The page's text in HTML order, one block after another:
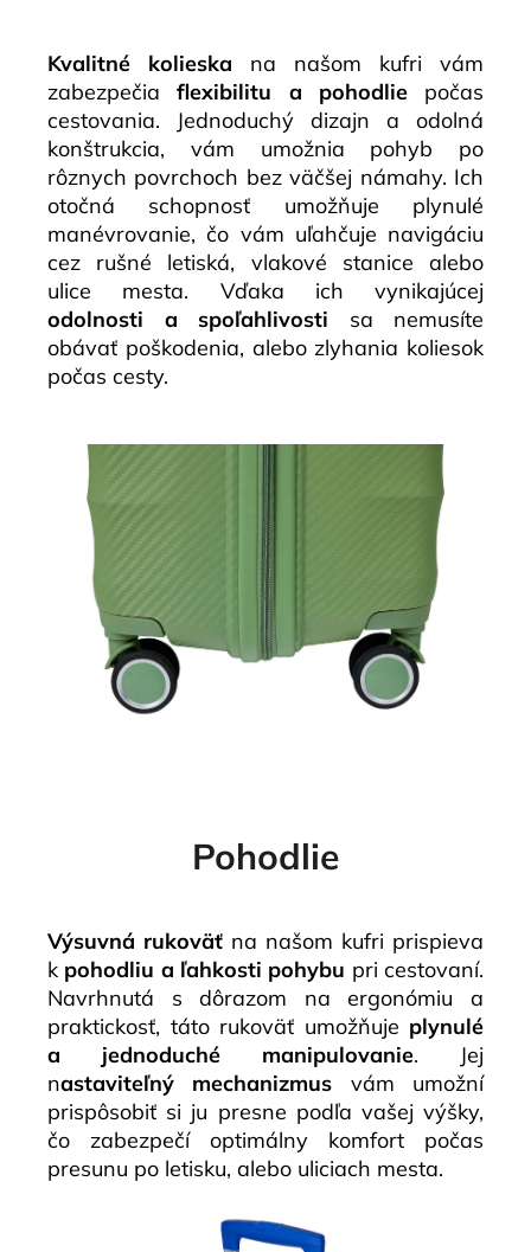
Kvalitné kolieska na našom kufri vám
zabezpečiaflexibilitu a pohodliepočas
cestovania. Jednoduchý dizajn a odolná
konštrukcia, vám umožnia pohyb po
rôznych povrchoch bez väčšej námahy. Ich
otočná schopnosť umožňuje plynulé
manévrovanie, čo vám uľahčuje navigáciu
cez rušné letiská, vlakové stanice alebo
ulice mesta. Vďaka ich vynikajúcej
odolnosti a spoľahlivosti sa nemusíte
obávať poškodenia, alebo zlyhania koliesok
počas cesty.
Pohodlie
Výsuvná rukoväť na našom kufri prispieva
k pohodliu a ľahkosti pohybu pri cestovaní.
Navrhnutá s dôrazom na ergonómiu a
praktickosť, táto rukoväť umožňuje plynulé
a jednoduché manipulovanie. Jej
nastaviteľný mechanizmus vám umožní
prispôsobiť si ju presne podľa vašej výšky,
čo zabezpečí optimálny komfort počas
presunu po letisku, alebo uliciach mesta.